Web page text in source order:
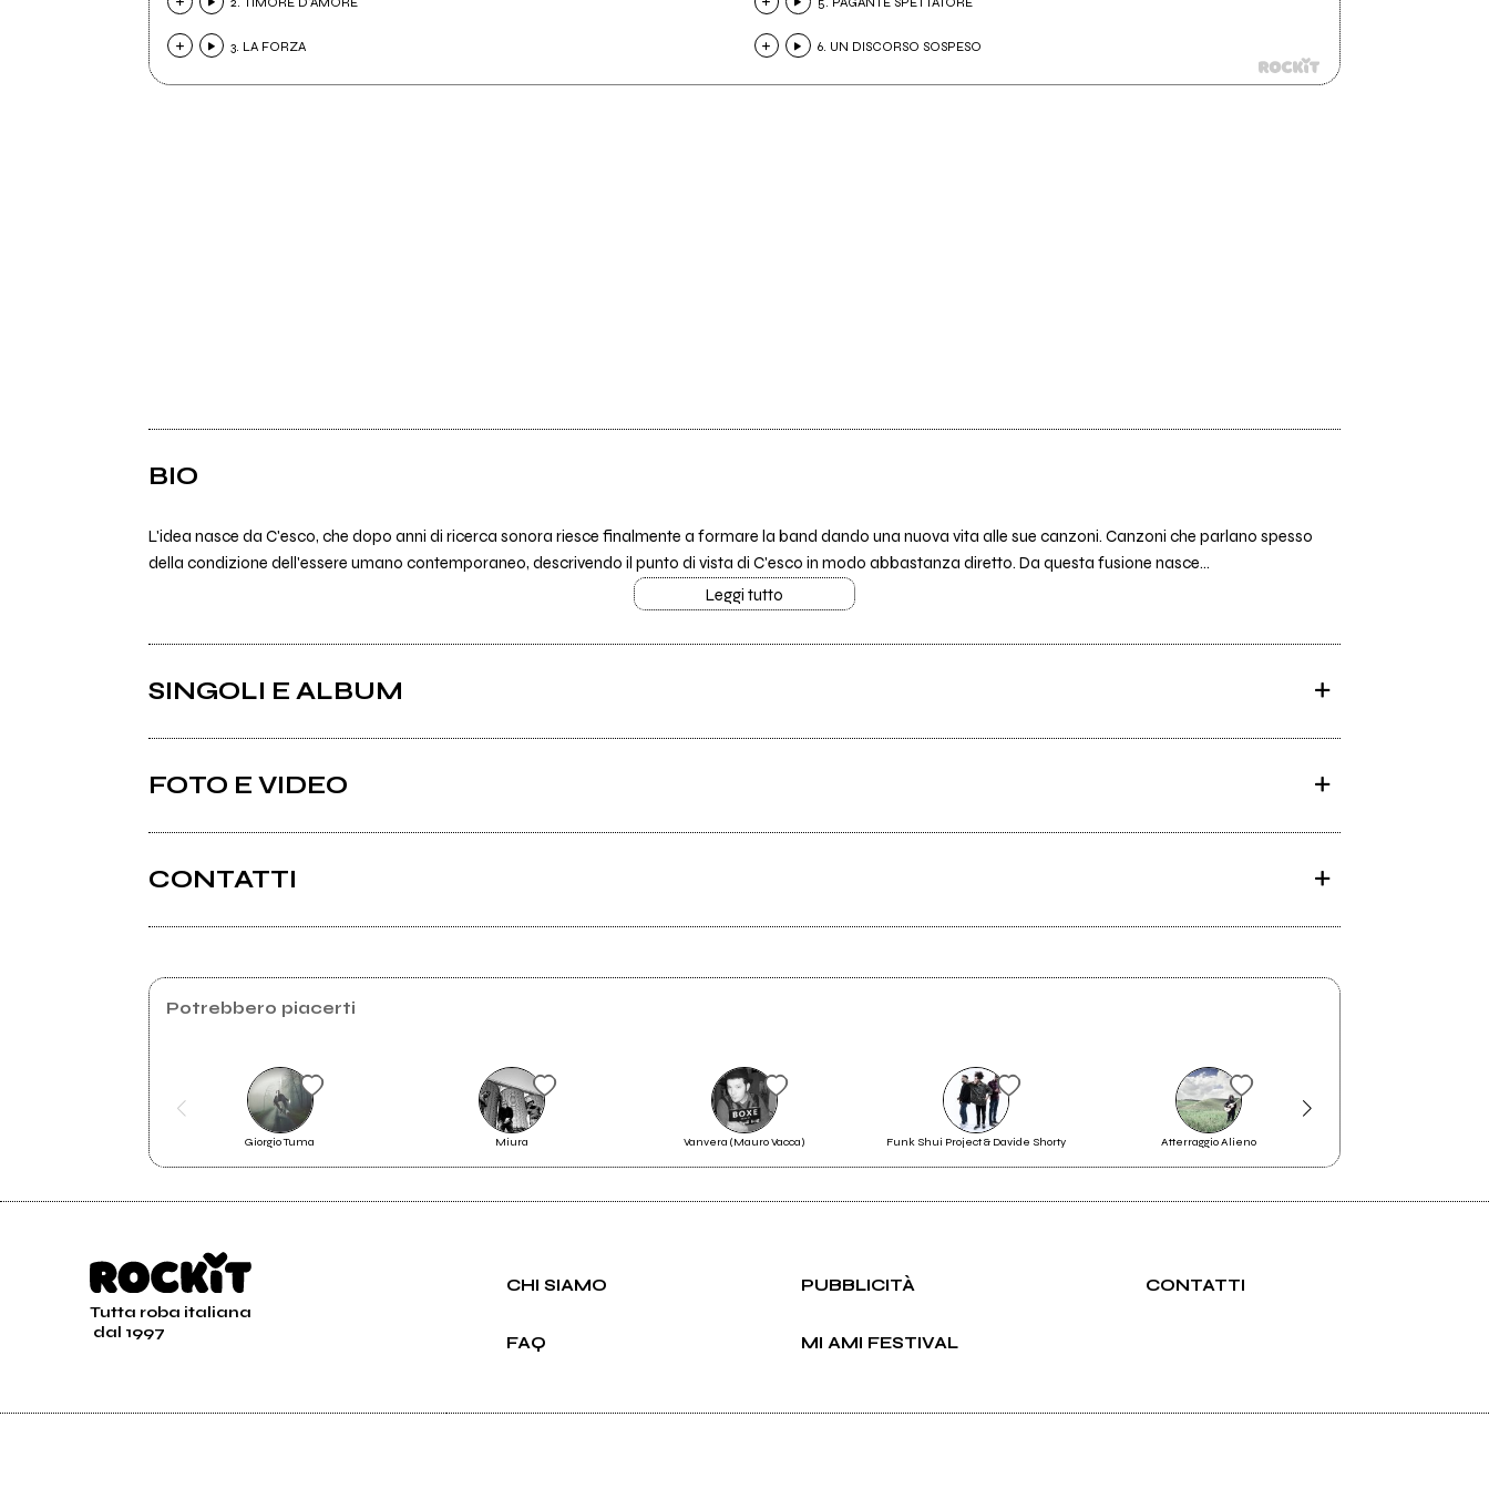
3. LA FORZA 6. UN DISCORSO SOSPESO
BIO
L'idea nasce da C'esco, che dopo anni di ricerca sonora riesce finalmente a formare la band dando una nuova vita alle sue canzoni. Canzoni che parlano spesso
della condizione dell'essere umano contemporaneo, descrivendo il punto di vista di C'esco in modo abbastanza diretto. Da questa fusione nasce...
Leggi tutto
SINGOLI E ALBUM
2017
Mutazione - Profondità in
Superficie
FOTO E VIDEO
MACCHIA DI ROSA Live
CONTATTI
Facebook
Soundcloud.com
Potrebbero piacerti
Giorgio Tuma Miura Vanvera (Mauro Vacca) Funk Shui Project & Davide Shorty Atterraggio Alieno
Tutta roba italiana
dal 1997
CHI SIAMO PUBBLICITÀ CONTATTI
FAQ MI AMI FESTIVAL